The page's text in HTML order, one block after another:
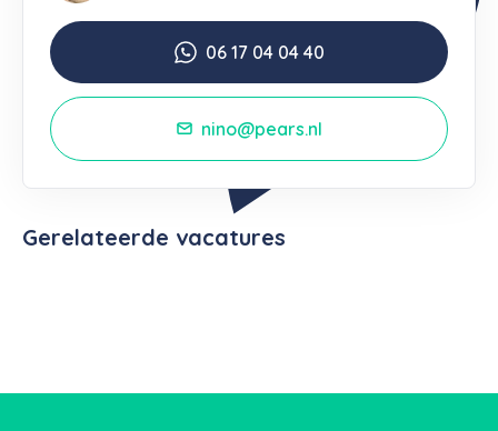
06 17 04 04 40
nino@pears.nl
Gerelateerde vacatures